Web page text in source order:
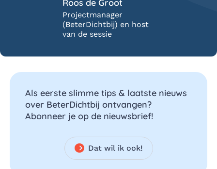
Roos de Groot
Projectmanager
(BeterDichtbij) en host
van de sessie
Als eerste slimme tips & laatste nieuws
over BeterDichtbij ontvangen?
Abonneer je op de nieuwsbrief!
Dat wil ik ook!